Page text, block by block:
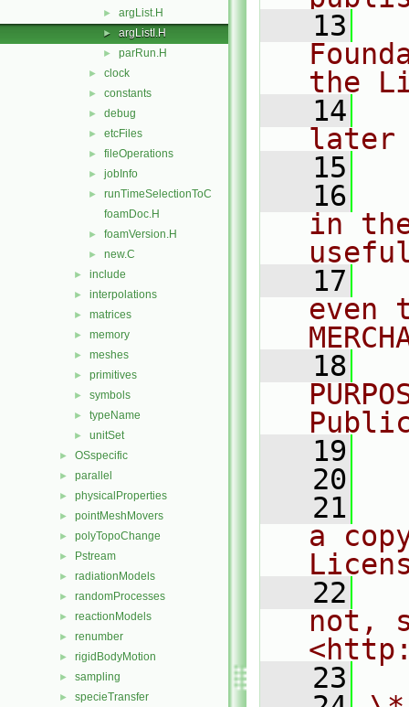
► argList.H
► argListI.H
► parRun.H
► clock
► constants
► debug
► etcFiles
► fileOperations
► jobInfo
►
runTimeSelectionToC
foamDoc.H
► foamVersion.H
► new.C
► include
► interpolations
► matrices
► memory
► meshes
► primitives
► symbols
► typeName
► unitSet
► OSspecific
► parallel
► physicalProperties
► pointMeshMovers
► polyTopoChange
► Pstream
► radiationModels
► randomProcesses
► reactionModels
► renumber
► rigidBodyMotion
► sampling
► specieTransfer
   13
the
   14
later
   15
   16
in
   17
even
   18
   19
   20
   21
a
   22
not,
   23